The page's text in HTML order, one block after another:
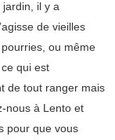
il y a
de vieilles
ou même
qui est
de tout ranger mais
nous à Lento et
pour que vous